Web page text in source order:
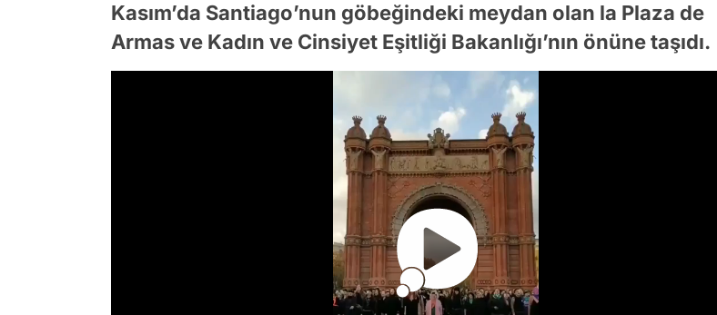
Kasım’da Santiago’nun göbeğindeki meydan olan la Plaza de
Armas ve Kadın ve Cinsiyet Eşitliği Bakanlığı’nın önüne taşıdı.